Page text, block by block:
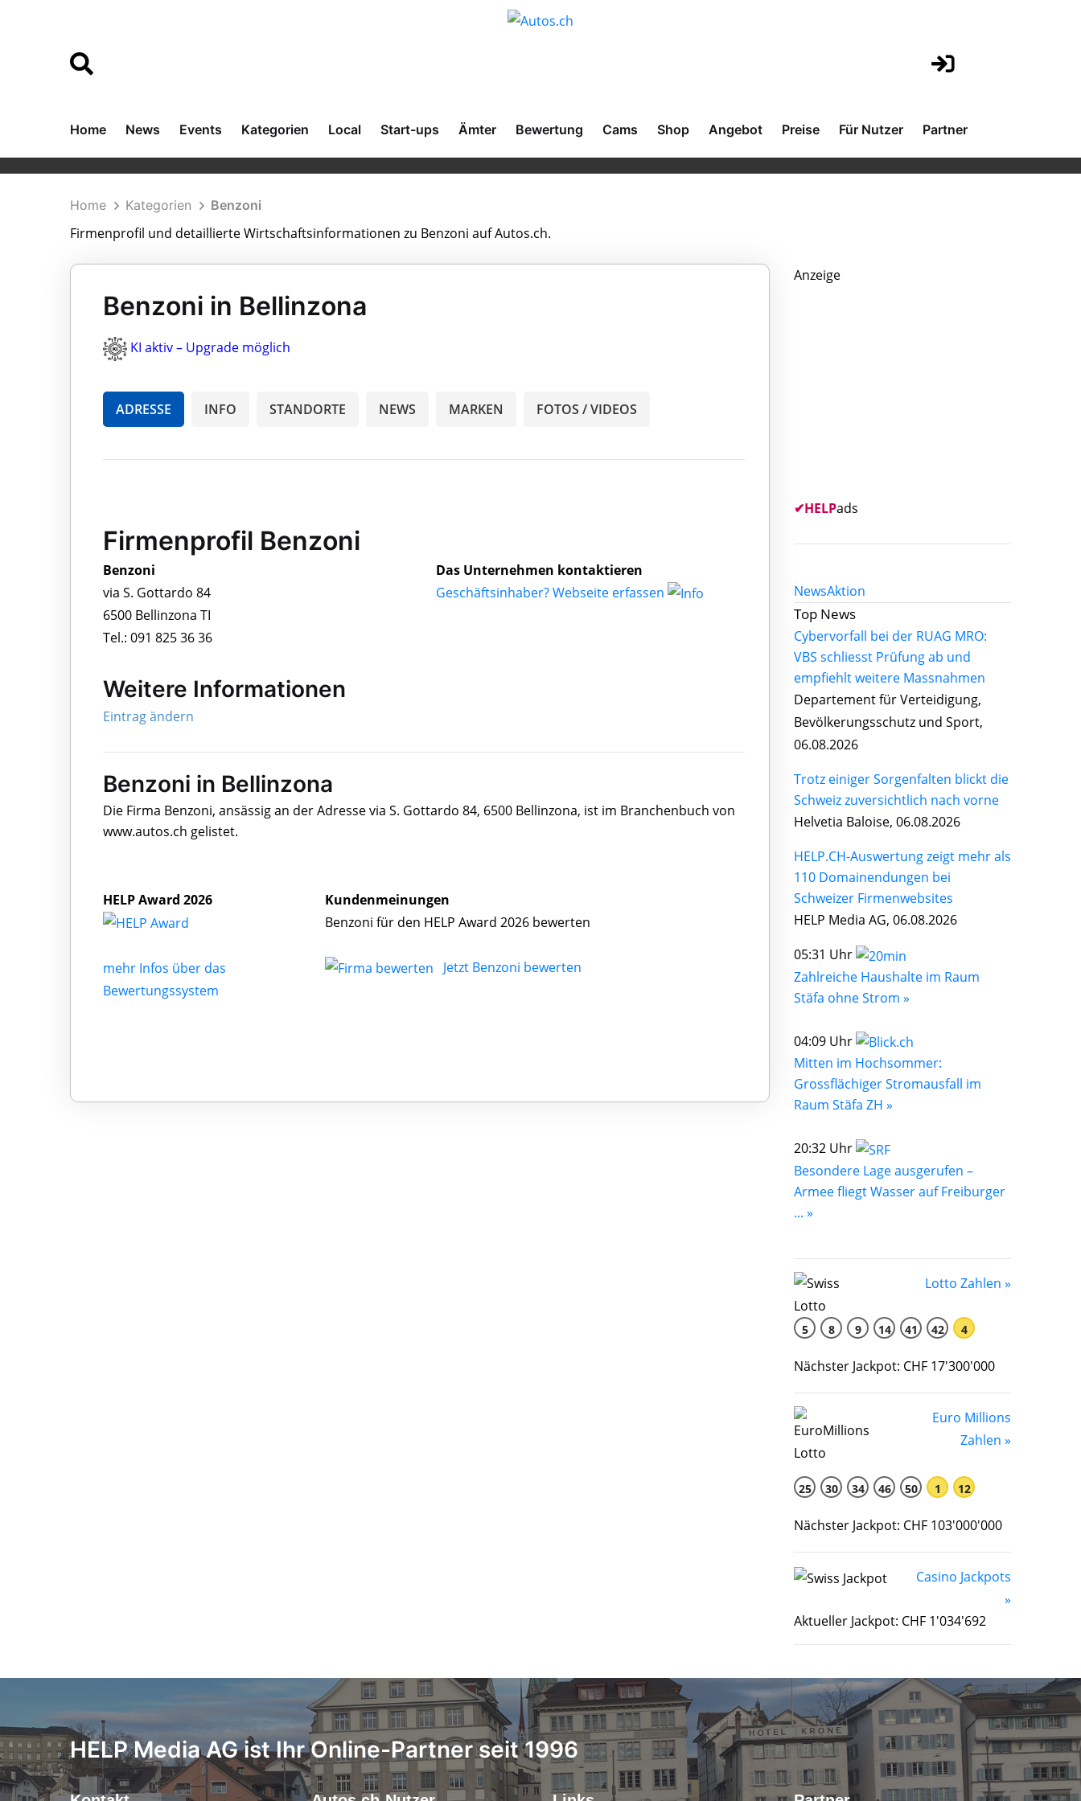
Home News Events Kategorien Local Start-ups Ämter Bewertung Cams Shop Angebot Preise Für Nutzer Partner
Home Kategorien Benzoni
Firmenprofil und detaillierte Wirtschaftsinformationen zu Benzoni auf Autos.ch.
Benzoni in Bellinzona
KI aktiv – Upgrade möglich
ADRESSE INFO STANDORTE NEWS MARKEN FOTOS / VIDEOS
Firmenprofil Benzoni
Benzoni
via S. Gottardo 84
6500 Bellinzona TI
Tel.: 091 825 36 36
Das Unternehmen kontaktieren
Geschäftsinhaber? Webseite erfassen
Weitere Informationen
Eintrag ändern
Benzoni in Bellinzona
Die Firma Benzoni, ansässig an der Adresse via S. Gottardo 84, 6500 Bellinzona, ist im Branchenbuch von
www.autos.ch gelistet.
HELP Award 2026
mehr Infos über das
Bewertungssystem
Kundenmeinungen
Benzoni für den HELP Award 2026 bewerten
Jetzt Benzoni bewerten
Anzeige
✔HELPads
NewsAktion
Top News
Cybervorfall bei der RUAG MRO:
VBS schliesst Prüfung ab und
empfiehlt weitere Massnahmen
Departement für Verteidigung,
Bevölkerungsschutz und Sport,
06.08.2026
Trotz einiger Sorgenfalten blickt die
Schweiz zuversichtlich nach vorne
Helvetia Baloise, 06.08.2026
HELP.CH-Auswertung zeigt mehr als
110 Domainendungen bei
Schweizer Firmenwebsites
HELP Media AG, 06.08.2026
05:31 Uhr
Zahlreiche Haushalte im Raum
Stäfa ohne Strom »
04:09 Uhr
Mitten im Hochsommer:
Grossflächiger Stromausfall im
Raum Stäfa ZH »
20:32 Uhr
Besondere Lage ausgerufen –
Armee fliegt Wasser auf Freiburger
... »
Lotto Zahlen »
5 8 9 14 41 42 4
Nächster Jackpot: CHF 17'300'000
Euro Millions
Zahlen »
25 30 34 46 50 1 12
Nächster Jackpot: CHF 103'000'000
Casino Jackpots
»
Aktueller Jackpot: CHF 1'034'692
HELP Media AG ist Ihr Online-Partner seit 1996